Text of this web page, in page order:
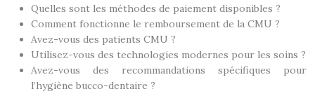
Quelles sont les méthodes de paiement disponibles ?
Comment fonctionne le remboursement de la CMU ?
Avez-vous des patients CMU ?
Utilisez-vous des technologies modernes pour les soins ?
Avez-vous des recommandations spécifiques pour
l’hygiène bucco-dentaire ?